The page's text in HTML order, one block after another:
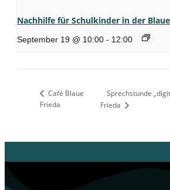
Nachhilfe für Schulkinder in der
September 19 @ 10:00 - 12:00
Café Blaue
Frieda
Sprechstunde
Frieda